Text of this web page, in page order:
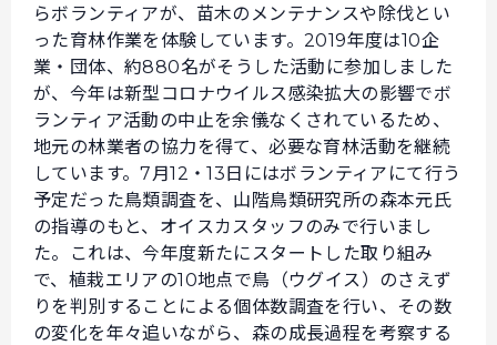
らボランティアが、苗木のメンテナンスや除伐とい
った育林作業を体験しています。2019年度は10企
業・団体、約880名がそうした活動に参加しました
が、今年は新型コロナウイルス感染拡大の影響でボ
ランティア活動の中止を余儀なくされているため、
地元の林業者の協力を得て、必要な育林活動を継続
しています。7月12・13日にはボランティアにて行う
予定だった鳥類調査を、山階鳥類研究所の森本元氏
の指導のもと、オイスカスタッフのみで行いまし
た。これは、今年度新たにスタートした取り組み
で、植栽エリアの10地点で鳥（ウグイス）のさえず
りを判別することによる個体数調査を行い、その数
の変化を年々追いながら、森の成長過程を考察する